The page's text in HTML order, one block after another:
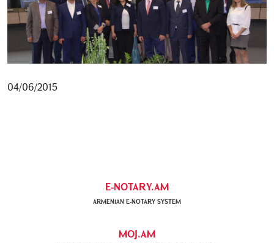
04/06/2015
E-NOTARY.AM
ARMENIAN Е-NOTARY SYSTEM
MOJ.AM